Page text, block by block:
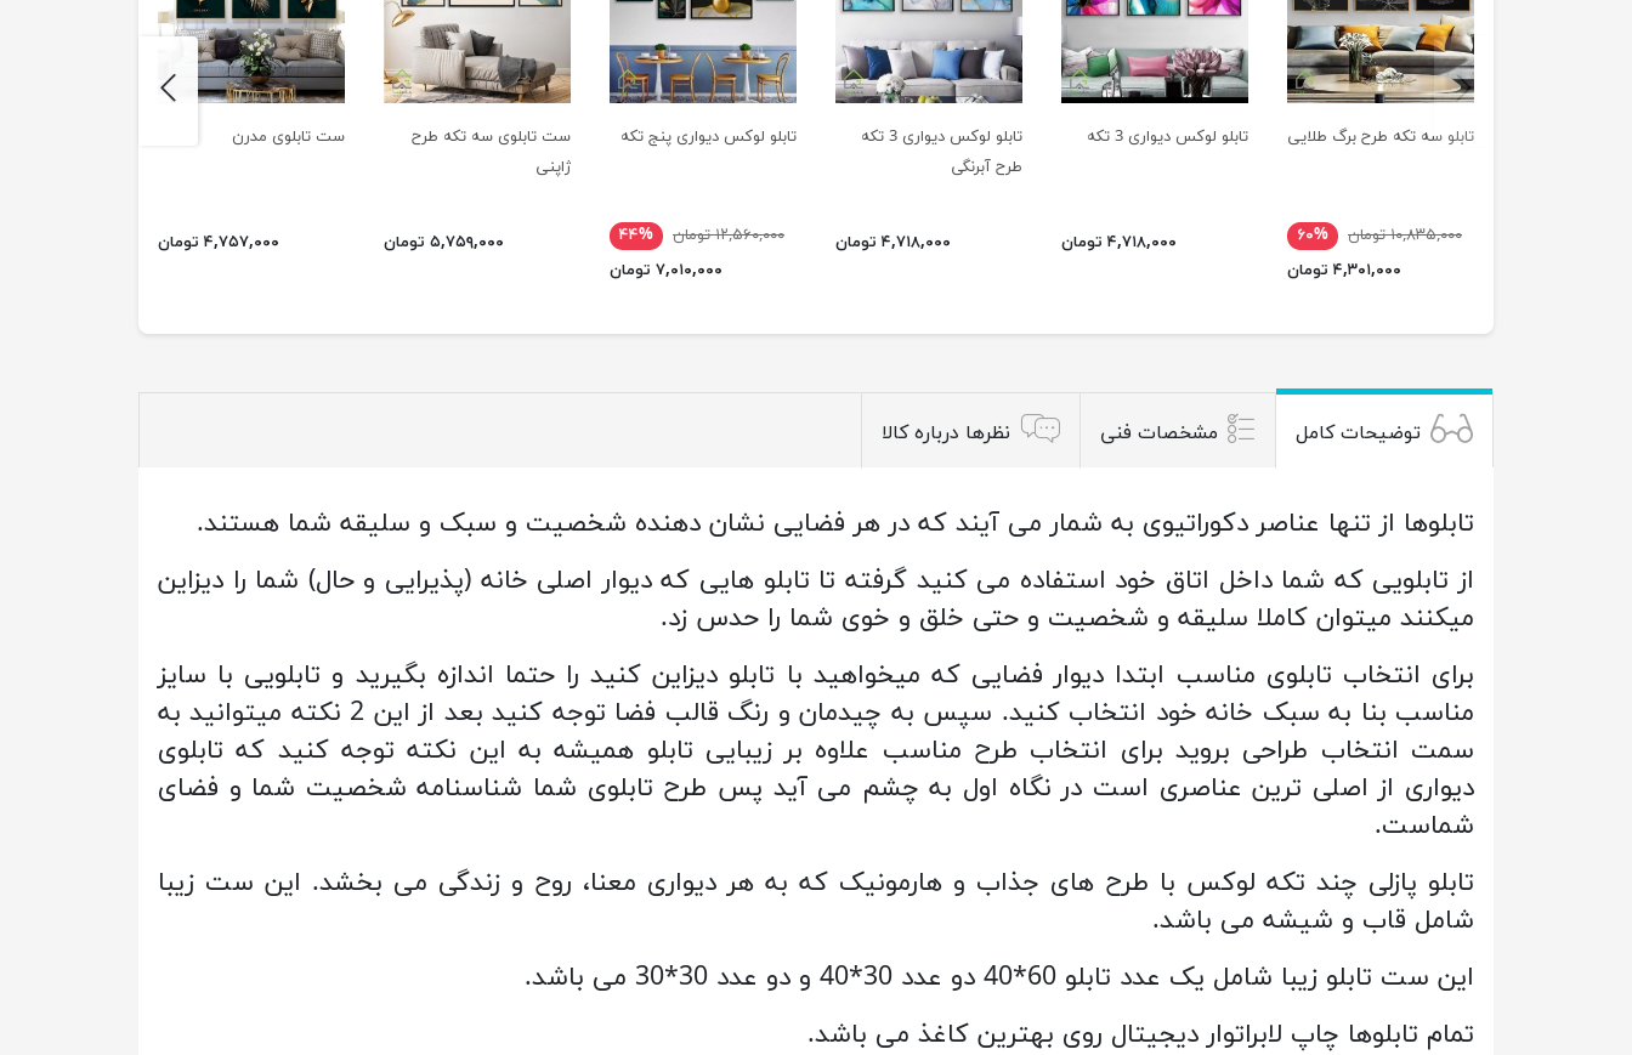
تابلو سه تکه طرح برگ طلایی
۱۰,۸۳۵,۰۰۰ تومان
۶۰%
۴,۳۰۱,۰۰۰ تومان
تابلو لوکس دیواری 3 تکه
۴,۷۱۸,۰۰۰ تومان
تابلو لوکس دیواری 3 تکه
طرح آبرنگی
۴,۷۱۸,۰۰۰ تومان
تابلو لوکس دیواری پنج تکه
۱۲,۵۶۰,۰۰۰ تومان
۴۴%
۷,۰۱۰,۰۰۰ تومان
ست تابلوی سه تکه طرح
ژاپنی
۵,۷۵۹,۰۰۰ تومان
ست تابلوی مدرن
۴,۷۵۷,۰۰۰ تومان
previus
next
توضیحات کامل مشخصات فنی نظرها درباره کالا
تابلوها از تنها عناصر دکوراتیوی به شمار می آیند که در هر فضایی نشان دهنده شخصیت و سبک و سلیقه شما هستند.
از تابلویی که شما داخل اتاق خود استفاده می کنید گرفته تا تابلو هایی که دیوار اصلی خانه (پذیرایی و حال) شما را دیزاین
میکنند میتوان کاملا سلیقه و شخصیت و حتی خلق و خوی شما را حدس زد.
برای انتخاب تابلوی مناسب ابتدا دیوار فضایی که میخواهید با تابلو دیزاین کنید را حتما اندازه بگیرید و تابلویی با سایز
مناسب بنا به سبک خانه خود انتخاب کنید. سپس به چیدمان و رنگ قالب فضا توجه کنید بعد از این 2 نکته میتوانید به
سمت انتخاب طراحی بروید برای انتخاب طرح مناسب علاوه بر زیبایی تابلو همیشه به این نکته توجه کنید که تابلوی
دیواری از اصلی ترین عناصری است در نگاه اول به چشم می آید پس طرح تابلوی شما شناسنامه شخصیت شما و فضای
شماست.
تابلو پازلی چند تکه لوکس با طرح های جذاب و هارمونیک که به هر دیواری معنا، روح و زندگی می بخشد. این ست زیبا
شامل قاب و شیشه می باشد.
این ست تابلو زیبا شامل یک عدد تابلو 60*40 دو عدد 30*40 و دو عدد 30*30 می باشد.
تمام تابلوها چاپ لابراتوار دیجیتال روی بهترین کاغذ می باشد.